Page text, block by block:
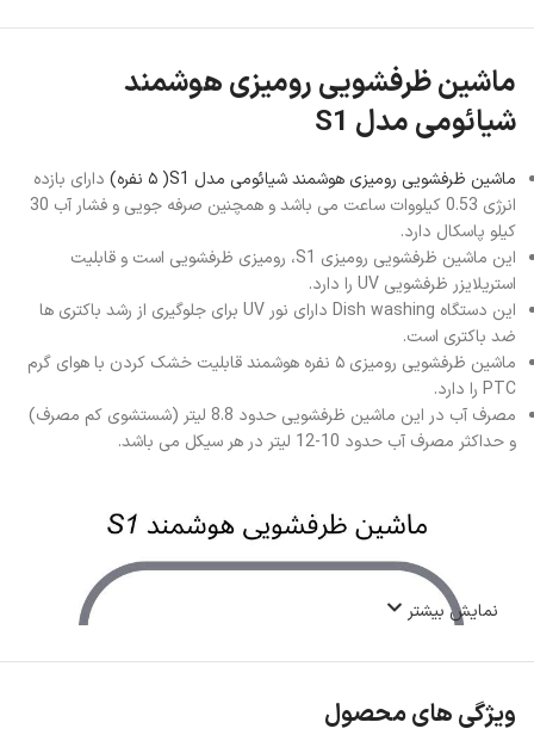
ماشین ظرفشویی رومیزی هوشمند
شیائومی مدل S1
ماشین ظرفشویی رومیزی هوشمند شیائومی مدل S1( ۵ نفره)
دارای بازده
انرژی 0.53 کیلووات ساعت می باشد و همچنین صرفه جویی و فشار آب 30
کیلو پاسکال دارد.
این ماشین ظرفشویی رومیزی S1، رومیزی ظرفشویی است و قابلیت
استریلایزر ظرفشویی UV را دارد.
این دستگاه Dish washing دارای نور UV برای جلوگیری از رشد باکتری ها
ضد باکتری است.
ماشین ظرفشویی رومیزی ۵ نفره هوشمند قابلیت خشک کردن با هوای گرم
PTC را دارد.
مصرف آب در این ماشین ظرفشویی حدود 8.8 لیتر (شستشوی کم مصرف)
و حداکثر مصرف آب حدود 10-12 لیتر در هر سیکل می باشد.
نمایش بیشتر
ویژگی های محصول